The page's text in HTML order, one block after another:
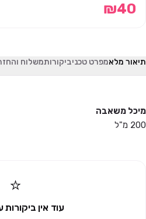
₪40
תיאור מלאמפרט טכניביקורותמשלוח
מיכל משאבה
200 מ"ל
⭐
עוד אין